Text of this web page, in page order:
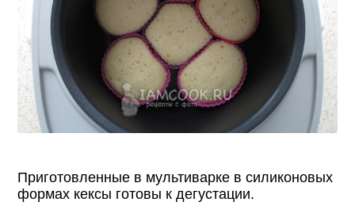
Приготовленные в мультиварке в силиконовых
формах кексы готовы к дегустации.